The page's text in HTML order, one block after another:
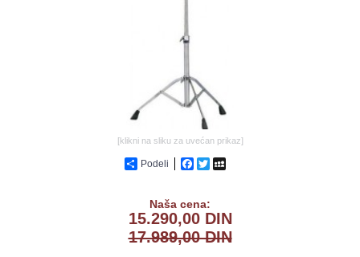
[klikni na sliku za uvećan prikaz]
Podeli Facebook
Twitter
Naša cena:
15.290,00 DIN
17.989,00 DIN